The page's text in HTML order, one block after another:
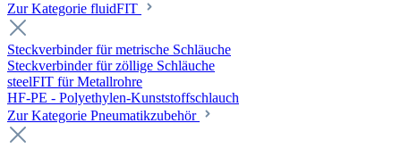
Zur Kategorie fluidFIT
Steckverbinder für metrische Schläuche
Steckverbinder für zöllige Schläuche
steelFIT für Metallrohre
HF-PE - Polyethylen-Kunststoffschlauch
Zur Kategorie Pneumatikzubehör